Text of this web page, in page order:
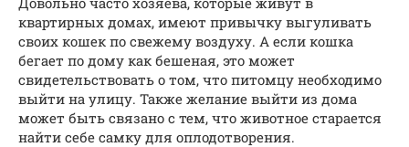
квартирных домах, имеют привычку выгуливать
своих кошек по свежему воздуху. А если кошка
бегает по дому как бешеная, это может
свидетельствовать о том, что питомцу необходимо
выйти на улицу. Также желание выйти из дома
может быть связано с тем, что животное старается
найти себе самку для оплодотворения.